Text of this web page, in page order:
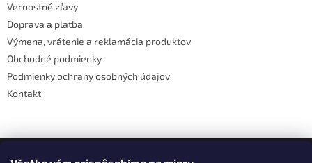
Vernostné zľavy
Doprava a platba
Výmena, vrátenie a reklamácia produktov
Obchodné podmienky
Podmienky ochrany osobných údajov
Kontakt
Facebook